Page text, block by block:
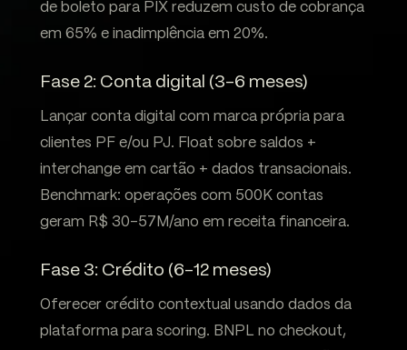
de boleto para PIX reduzem custo de cobrança
em 65% e inadimplência em 20%.
Fase 2: Conta digital (3-6 meses)
Lançar conta digital com marca própria para
clientes PF e/ou PJ. Float sobre saldos +
interchange em cartão + dados transacionais.
Benchmark: operações com 500K contas
geram R$ 30-57M/ano em receita financeira.
Fase 3: Crédito (6-12 meses)
Oferecer crédito contextual usando dados da
plataforma para scoring. BNPL no checkout,